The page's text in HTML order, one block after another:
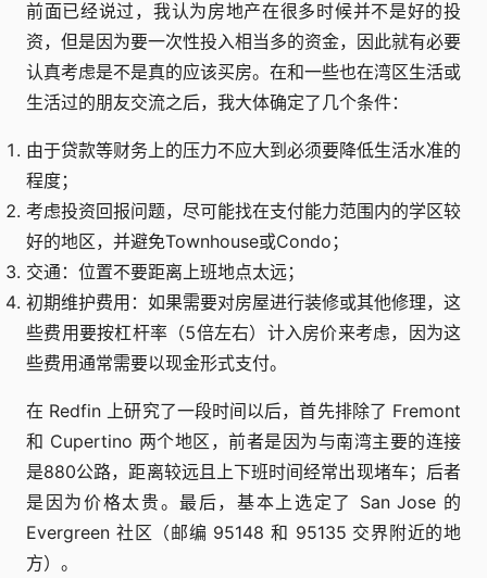
前面已经说过，我认为房地产在很多时候并不是好的投
资，但是因为要一次性投入相当多的资金，因此就有必要
认真考虑是不是真的应该买房。在和一些也在湾区生活或
生活过的朋友交流之后，我大体确定了几个条件：
由于贷款等财务上的压力不应大到必须要降低生活水准的
程度；
考虑投资回报问题，尽可能找在支付能力范围内的学区较
好的地区，并避免Townhouse或Condo；
交通：位置不要距离上班地点太远；
初期维护费用：如果需要对房屋进行装修或其他修理，这
些费用要按杠杆率（5倍左右）计入房价来考虑，因为这
些费用通常需要以现金形式支付。
在 Redfin 上研究了一段时间以后，首先排除了 Fremont
和 Cupertino 两个地区，前者是因为与南湾主要的连接
是880公路，距离较远且上下班时间经常出现堵车；后者
是因为价格太贵。最后，基本上选定了 San Jose 的
Evergreen 社区（邮编 95148 和 95135 交界附近的地
方）。